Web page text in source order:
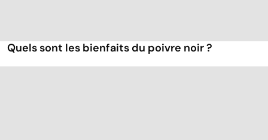
Quels sont les bienfaits du poivre noir ?